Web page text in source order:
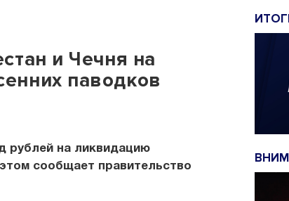
и Чечня на
паводков
рублей на ликвидацию
сообщает правительство